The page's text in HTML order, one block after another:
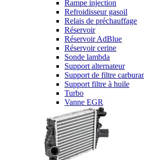
Rampe injection
Refroidisseur gasoil
Relais de préchauffage
Réservoir
Réservoir AdBlue
Réservoir cerine
Sonde lambda
Support alternateur
Support de filtre
Support filtre à huile
Turbo
Vanne EGR